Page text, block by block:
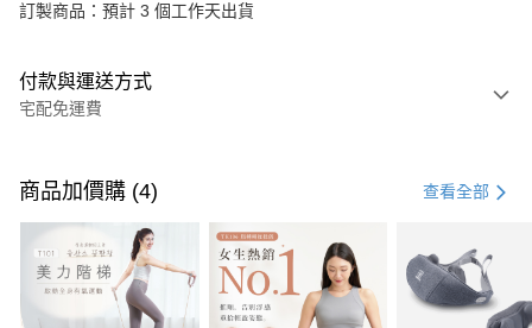
訂製商品：預計 3 個工作天出貨
付款與運送方式
宅配免運費
信用卡一次付款
LINE Pay
Apple Pay
街口支付
商品加價購 (4) 查看全部